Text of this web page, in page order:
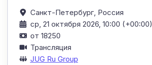
Санкт-Петербург, Россия
ср, 21 октября 2026, 10:00 (+00:00)
от 18250
Трансляция
JUG Ru Group